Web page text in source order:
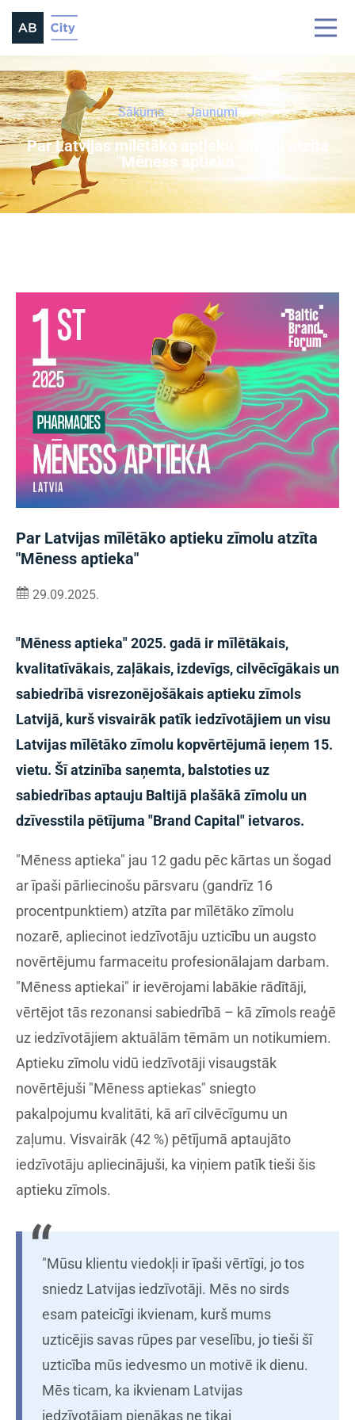
Sākums Jaunumi
Par Latvijas mīlētāko aptieku zīmolu atzīta
"Mēness aptieka"
Par Latvijas mīlētāko aptieku zīmolu atzīta
"Mēness aptieka"
29.09.2025.
"Mēness aptieka" 2025. gadā ir mīlētākais,
kvalitatīvākais, zaļākais, izdevīgs, cilvēcīgākais un
sabiedrībā visrezonējošākais aptieku zīmols
Latvijā, kurš visvairāk patīk iedzīvotājiem un visu
Latvijas mīlētāko zīmolu kopvērtējumā ieņem 15.
vietu. Šī atzinība saņemta, balstoties uz
sabiedrības aptauju Baltijā plašākā zīmolu un
dzīvesstila pētījuma "Brand Capital" ietvaros.
"Mēness aptieka" jau 12 gadu pēc kārtas un šogad
ar īpaši pārliecinošu pārsvaru (gandrīz 16
procentpunktiem) atzīta par mīlētāko zīmolu
nozarē, apliecinot iedzīvotāju uzticību un augsto
novērtējumu farmaceitu profesionālajam darbam.
"Mēness aptiekai" ir ievērojami labākie rādītāji,
vērtējot tās rezonansi sabiedrībā – kā zīmols reaģē
uz iedzīvotājiem aktuālām tēmām un notikumiem.
Aptieku zīmolu vidū iedzīvotāji visaugstāk
novērtējuši "Mēness aptiekas" sniegto
pakalpojumu kvalitāti, kā arī cilvēcīgumu un
zaļumu. Visvairāk (42 %) pētījumā aptaujāto
iedzīvotāju apliecinājuši, ka viņiem patīk tieši šis
aptieku zīmols.
"Mūsu klientu viedokļi ir īpaši vērtīgi, jo tos
sniedz Latvijas iedzīvotāji. Mēs no sirds
esam pateicīgi ikvienam, kurš mums
uzticējis savas rūpes par veselību, jo tieši šī
uzticība mūs iedvesmo un motivē ik dienu.
Mēs ticam, ka ikvienam Latvijas
iedzīvotājam pienākas ne tikai